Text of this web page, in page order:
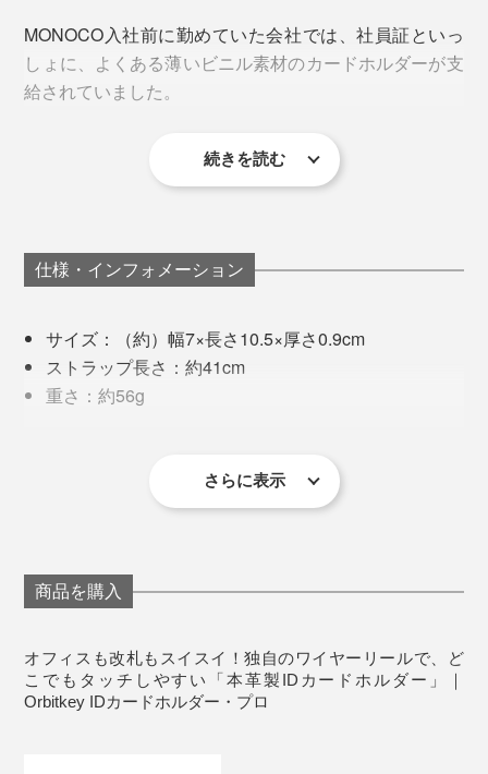
秘密その3
けできる「ベルトフック」も独自に開発。ワイヤーをひ
っぱる方向へ、フックもいっしょに回転する設計だか
平日は、オフィス周辺でランチやカフェへ。休日は、家
の近所へ。このカードホルダーひとつで出かけられま
す。
ウラ面は、カードの磁気防止機能（RFID保護）つき。
カード情報を専用機器で盗んで読みとる、「スキミング
犯罪」を防ぐので、クレジットカードや交通系ICカード
すると、レックスは、鍵がポケットやバッグの中でスマ
ホを傷つけることから、音だけでなく、形・素材へのア
イデアを提案。そこから鍵の束を、革やナイロンで包ん
MONOCO入社前に勤めていた会社では、社員証といっ
しょに、よくある薄いビニル素材のカードホルダーが支
給されていました。
使っているうちに、ストラップとの接続部分が破けてく
さんざん探して、デザイン雑貨の店で、硬いプラスチッ
た。カード1枚しか入らないけれど、見た目が気に入っ
たし、なんといっても、便利なワイヤーリールつき。
キータッチしづらくて、いちいち首から外していたの
で、「これからはラクになるぞぉ」と、家でワイヤーを
ひっぱっていたら、なんと、ワイヤーが切れてしまった
10回くらいしかひっぱっていないのに……ショックすぎ
いました。カードホルダーの苦い思い出です。
いま、MONOCOオフィスはタッチキーがありません
続きを読む
仕様・インフォメーション
サイズ：（約）幅7×長さ10.5×厚さ0.9cm
ストラップ長さ：約41cm
重さ：約56g
・透明シート／硬化アクリル
・金属クリップ／クロムメッキばね鋼
・ネックストラップ／100%リサイクルポリエステル
収納量：オモテ面／カード1枚・紙幣やカギなど、ウ
ラ面／カード2枚
さらに表示
商品を購入
オフィスも改札もスイスイ！独自のワイヤーリールで、ど
こでもタッチしやすい「本革製IDカードホルダー」｜
Orbitkey IDカードホルダー・プロ